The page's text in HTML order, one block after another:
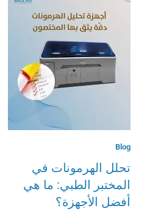
Blog
تحلل الهرمونات في
المختبر الطبي: ما هي
أفضل الأجهزة؟